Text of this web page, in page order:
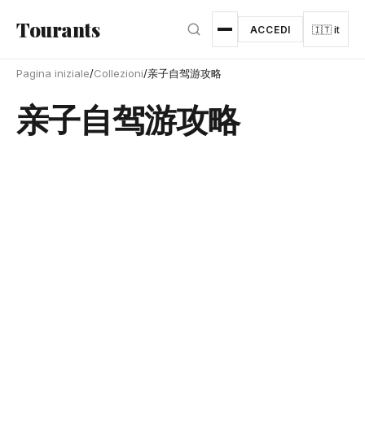
Tourants ACCEDI 🇮🇹 it
Pagina iniziale/Collezioni/亲子自驾游攻略
亲子自驾游攻略